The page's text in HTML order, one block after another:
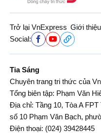
Trở lại VnExpress Giới
Social:
Tia Sáng
Chuyên trang tri thức của
Tổng biên tập: Phạm Văn
Địa chỉ: Tầng 10, Tòa A FPT
số 10 Phạm Văn Bạch,
Điện thoại: (024) 39428445